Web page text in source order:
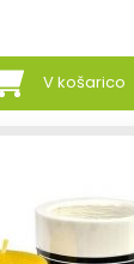
V košarico